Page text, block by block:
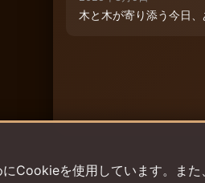
木と木が寄り添う今日
にCookieを使用しています。ま